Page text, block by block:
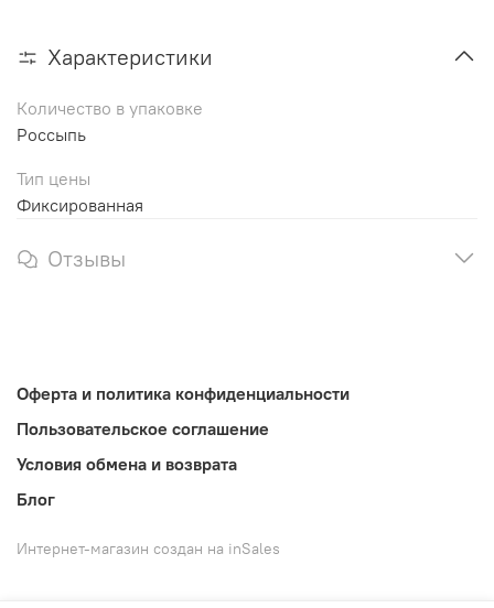
Характеристики
Количество в упаковке
Россыпь
Тип цены
Фиксированная
Отзывы
Оферта и политика конфиденциальности
Пользовательское соглашение
Условия обмена и возврата
Блог
Интернет-магазин создан на inSales